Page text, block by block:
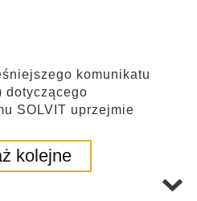
komunikatu
dotyczącego
SOLVIT uprzejmie
kolejne